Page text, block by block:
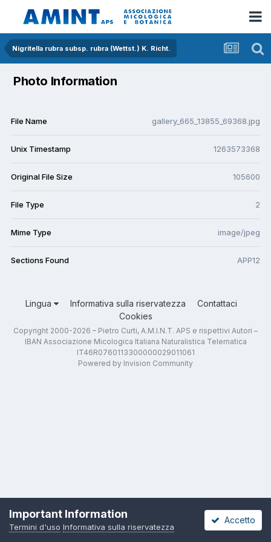
Nigritella rubra subsp. rubra (Wettst.) K. Richt.
Photo Information
File Name gallery_665_13855_69368.jpg
Unix Timestamp 1263573368
Original File Size 105600
File Type 2
Mime Type image/jpeg
Sections Found APP12
Lingua Informativa sulla riservatezza
Contattaci
Cookies
Copyright 2000-2026 – Pietro Curti, A.M.I.N.T. APS e rispettivi Autori –
IBAN Associazione Micologica Italiana Naturalistica Telematica
IT46R0760113300000029011061
Powered by Invision Community
Important Information
Termini d'uso Informativa sulla riservatezza
Accetto